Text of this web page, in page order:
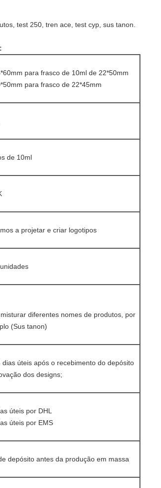
test 250, tren ace, test cyp, sus tanon.
para frasco de 10ml de 22*50mm
para frasco de 22*45mm
de 10ml
a projetar e criar logotipos
diferentes nomes de produtos, por
(Sus tanon)
dias úteis após o recebimento do depósito
dos designs;
úteis por DHL
úteis por EMS
depósito antes da produção em massa